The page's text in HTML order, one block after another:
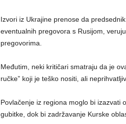
Izvori iz Ukrajine prenose da
eventualnih pregovora s Rusijom,
pregovorima.
Međutim, neki kritičari smatraju da je
ručke” koji je teško nositi, ali
Povlačenje iz regiona moglo bi izazvati
gubitke, dok bi zadržavanje Kurske